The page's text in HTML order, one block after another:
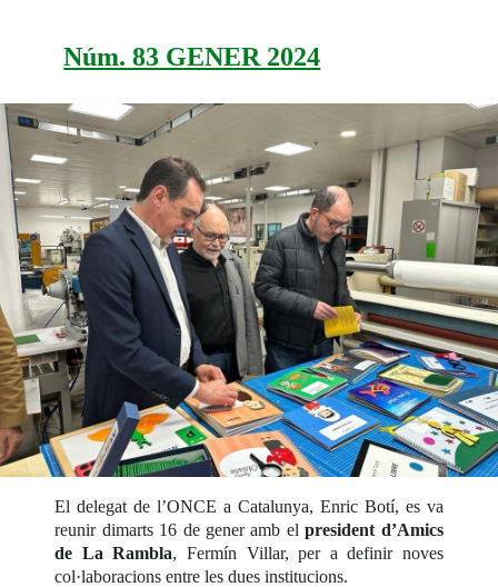
Núm. 83 GENER 2024
El delegat de l’ONCE a Catalunya, Enric Botí, es va
reunir dimarts 16 de gener amb elpresident d’Amics
de La Rambla, Fermín Villar, per a definir noves
col·laboracions entre les dues institucions.